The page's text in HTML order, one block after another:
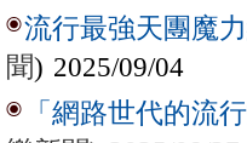
流行最強天團魔
聞) 2025/09/04
「網路世代的流